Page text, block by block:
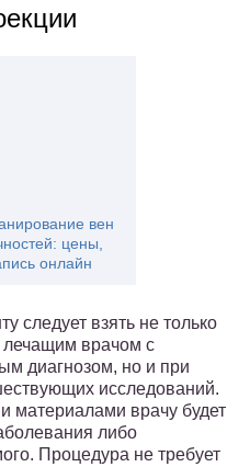
вен
цены,
онлайн
следует взять не только
врачом с
диагнозом, но и при
исследований.
материалами врачу будет
либо
Процедура не требует